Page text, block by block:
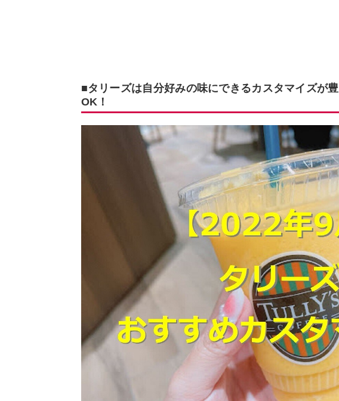
■タリーズは自分好みの味にできるカスタマイズが
OK！